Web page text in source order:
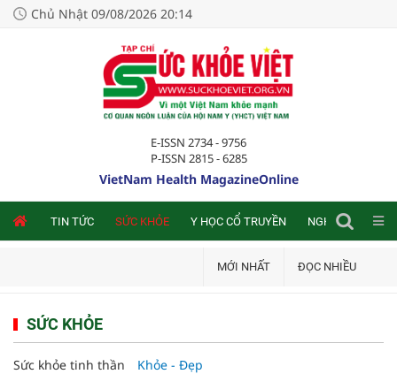
Chủ Nhật 09/08/2026 20:14
E-ISSN 2734 - 9756
P-ISSN 2815 - 6285
VietNam Health MagazineOnline
TIN TỨC SỨC KHỎE Y HỌC CỔ TRUYỀN NGHIÊN CỨU
MỚI NHẤT ĐỌC NHIỀU
SỨC KHỎE
Sức khỏe tinh thần Khỏe - Đẹp